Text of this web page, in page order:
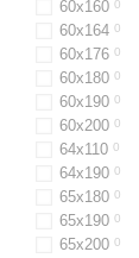
60х160 0
60x164 0
60х176 0
60х180 0
60х190 0
60х200 0
64х110 0
64x190 0
65x180 0
65х190 0
65х200 0